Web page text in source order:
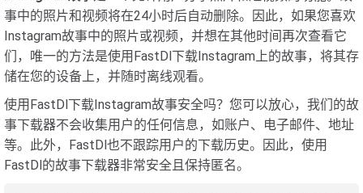
事中的照片和视频将在24小时后自动删除。因此，如果您喜欢
Instagram故事中的照片或视频，并想在其他时间再次查看它
们，唯一的方法是使用FastDl下载Instagram上的故事，将其存
储在您的设备上，并随时离线观看。
使用FastDl下载Instagram故事安全吗？您可以放心，我们的故
事下载器不会收集用户的任何信息，如账户、电子邮件、地址
等。此外，FastDl也不跟踪用户的下载历史。因此，使用
FastDl的故事下载器非常安全且保持匿名。